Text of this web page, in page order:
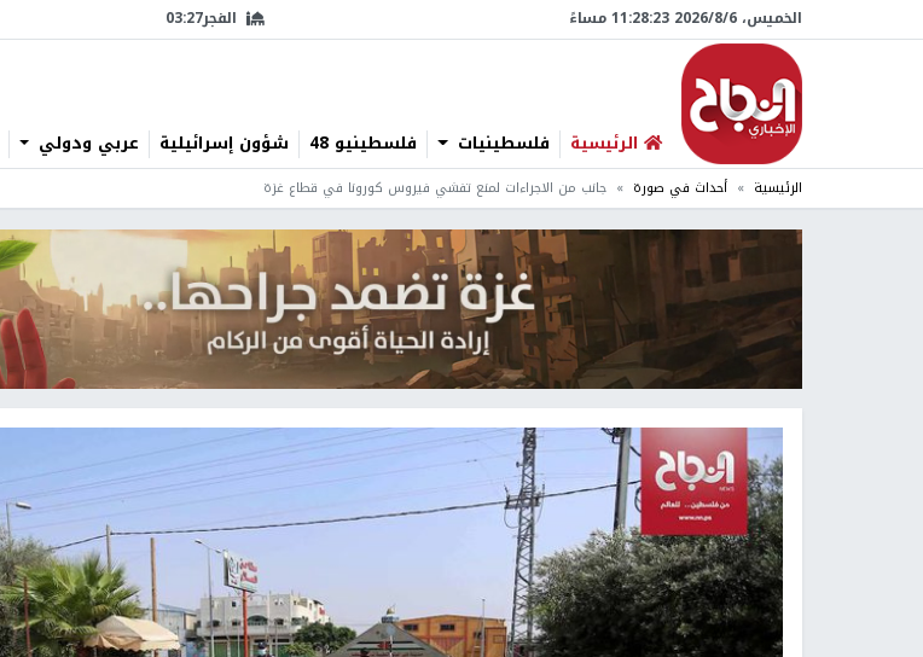
الخميس، 6/‏8/‏2026 11:28:24 مساءً الفجر03:27
الرئيسية فلسطينيات فلسطينيو 48 شؤون إسرائيلية عربي ودولي
الرئيسية أحداث في صورة جانب من الاجراءات لمنع تفشي فيروس كورونا في قطاع غزة